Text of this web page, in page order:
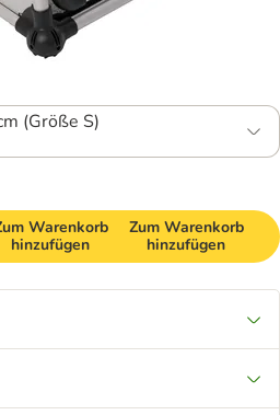
(Größe S)
Warenkorb
hinzufügen
Zum Warenkorb
hinzufügen